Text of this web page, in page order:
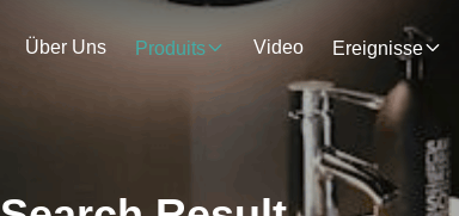
Über Uns Produits Video Ereignisse